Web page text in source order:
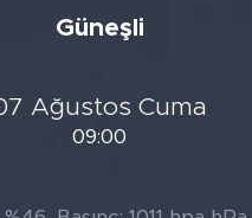
Güneşli
Ağustos Cuma
09:00